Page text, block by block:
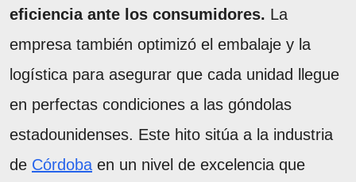
eficiencia ante los consumidores. La
empresa también optimizó el embalaje y la
logística para asegurar que cada unidad llegue
en perfectas condiciones a las góndolas
estadounidenses. Este hito sitúa a la industria
de Córdoba en un nivel de excelencia que